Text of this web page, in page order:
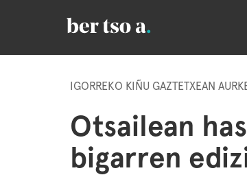
IGORREKO KIÑU GAZTETXEAN
Otsailean
bigarren